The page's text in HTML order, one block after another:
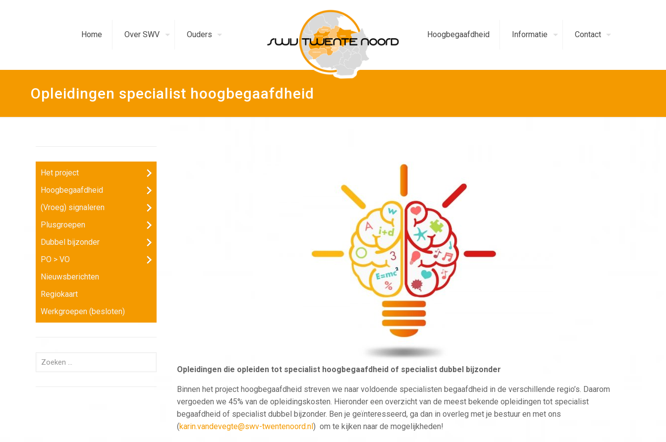
Home Over SWV Ouders Hoogbegaafdheid Informatie Contact
Opleidingen specialist hoogbegaafdheid
Opleidingen die opleiden tot specialist hoogbegaafdheid of specialist dubbel bijzonder
Binnen het project hoogbegaafdheid streven we naar voldoende specialisten begaafdheid in de verschillende regio’s. Daarom
vergoeden we 45% van de opleidingskosten. Hieronder een overzicht van de meest bekende opleidingen tot specialist
begaafdheid of specialist dubbel bijzonder. Ben je geïnteresseerd, ga dan in overleg met je bestuur en met ons
(karin.vandevegte@swv-twentenoord.nl) om te kijken naar de mogelijkheden!
Het project
Hoogbegaafdheid
(Vroeg) signaleren
Plusgroepen
Dubbel bijzonder
PO > VO
Nieuwsberichten
Regiokaart
Werkgroepen (besloten)